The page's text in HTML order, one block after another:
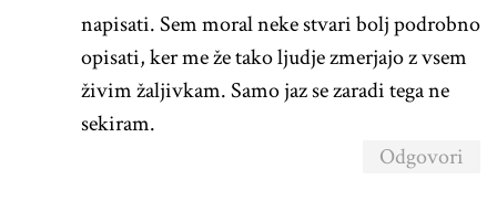
napisati. Sem moral neke stvari bolj podrobno
opisati, ker me že tako ljudje zmerjajo z vsem
živim žaljivkam. Samo jaz se zaradi tega ne
sekiram.
Odgovori